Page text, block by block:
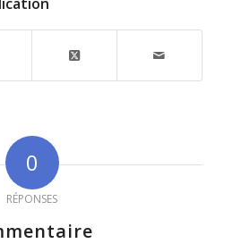
0
RÉPONSES